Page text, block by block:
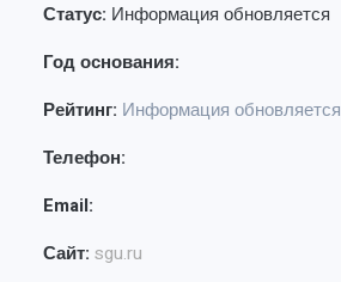
Статус: Информация обновляется
Год основания:
Рейтинг: Информация обновляется
Телефон:
Email:
Сайт: sgu.ru